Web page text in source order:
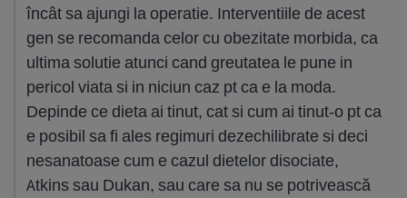
încât sa ajungi la operatie. Interventiile de acest
gen se recomanda celor cu obezitate morbida, ca
ultima solutie atunci cand greutatea le pune in
pericol viata si in niciun caz pt ca e la moda.
Depinde ce dieta ai tinut, cat si cum ai tinut-o pt ca
e posibil sa fi ales regimuri dezechilibrate si deci
nesanatoase cum e cazul dietelor disociate,
Atkins sau Dukan, sau care sa nu se potrivească